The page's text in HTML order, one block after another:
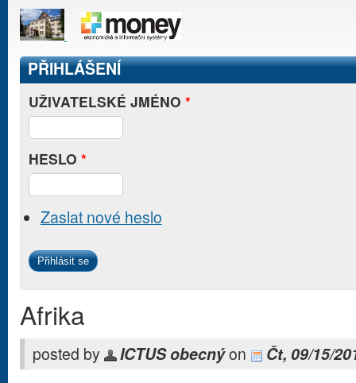
PŘIHLÁŠENÍ
UŽIVATELSKÉ JMÉNO *
HESLO *
Zaslat nové heslo
Afrika
posted by ICTUS obecnýon
Čt, 09/15/